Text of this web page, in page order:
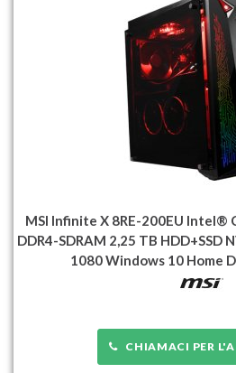
MSI Infinite X 8RE-200EU Intel®
DDR4-SDRAM 2,25 TB
1080 Windows 10 Home
CHIAMACI PER